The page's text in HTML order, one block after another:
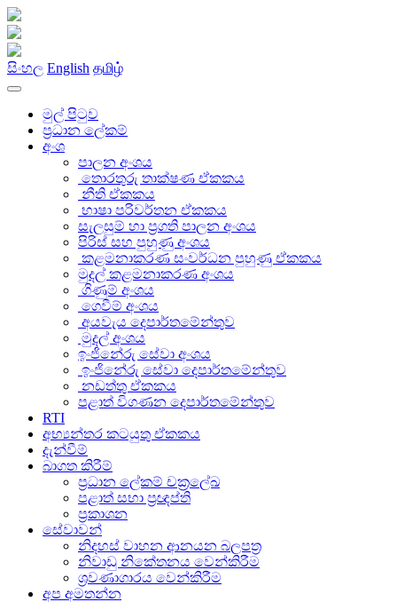
සිංහල English தமிழ்
මුල් පිටුව
ප්‍රධාන ලේකම්
අංශ
පාලන අංශය
තොරතුරු තාක්ෂණ ඒකකය
නීති ඒකකය
භාෂා පරිවර්තන ඒකකය
සැලසුම් හා ප්‍රගති පාලන අංශය
පිරිස් සහ පුහුණු අංශය
කළමනාකරණ සංවර්ධන පුහුණු ඒකකය
මුදල් කළමනාකරණ අංශය
ගිණුම් අංශය
ගෙවීම් අංශය
අයවැය දෙපාර්තමේන්තුව
මුදල් අංශය
ඉංජිනේරු සේවා අංශය
ඉංජිනේරු සේවා දෙපාර්තමේන්තුව
නඩත්තු ඒකකය
පළාත් විගණන දෙපාර්තමේන්තුව
RTI
අභ්‍යන්තර කටයුතු ඒකකය
දැන්වීම්
බාගත කිරීම්
ප්‍රධාන ලේකම් චක්‍රලේඛ
පළාත් සභා ප්‍රඥප්ති
ප්‍රකාශන
සේවාවන්
නිදහස් වාහන ආනයන බලපත්‍ර
නිවාඩු නිකේතනය වෙන්කිරීම
ශ්‍රවණාගාරය වෙන්කිරීම
අප අමතන්න